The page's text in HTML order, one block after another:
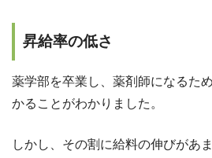
昇給率の低さ
薬学部を卒業し、薬剤師になるた
かることがわかりました。
しかし、その割に給料の伸びがあ